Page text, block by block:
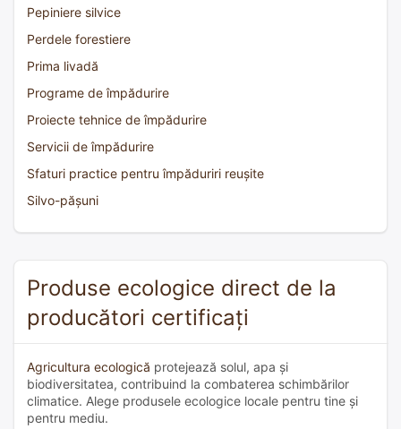
Pepiniere silvice
Perdele forestiere
Prima livadă
Programe de împădurire
Proiecte tehnice de împădurire
Servicii de împădurire
Sfaturi practice pentru împăduriri reușite
Silvo-pășuni
Produse ecologice direct de la
producători certificați
Agricultura ecologică protejează solul, apa și
biodiversitatea, contribuind la combaterea schimbărilor
climatice. Alege produsele ecologice locale pentru tine și
pentru mediu.